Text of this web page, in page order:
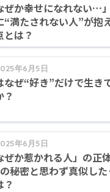
ぜか幸せになれない…
“満たされない人”が抱
とは？
年6月5日
なぜ“好き”だけで生き
？
年6月5日
ぜか惹かれる人」の正
秘密と思わず真似し
？